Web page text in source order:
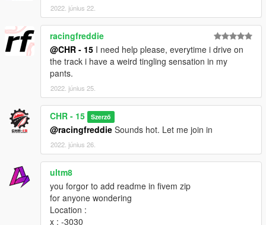
2022. június 22.
racingfreddie
@CHR - 15 I need help please, everytime i drive on
the track i have a weird tingling sensation in my
pants.
2022. június 25.
CHR - 15 Szerző
@racingfreddie Sounds hot. Let me join in
2022. június 26.
ultm8
you forgor to add readme in fivem zip
for anyone wondering
Location :
x : -3030